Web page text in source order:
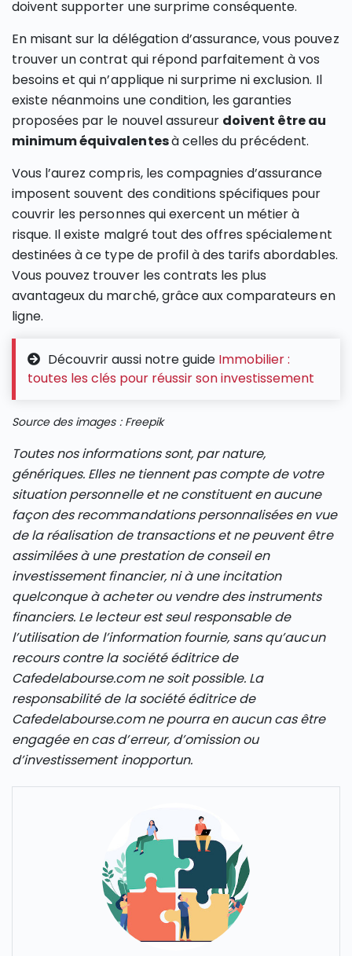
doivent supporter une surprime conséquente.
En misant sur la délégation d’assurance, vous pouvez
trouver un contrat qui répond parfaitement à vos
besoins et qui n’applique ni surprime ni exclusion. Il
existe néanmoins une condition, les garanties
proposées par le nouvel assureur doivent être au
minimum équivalentesà celles du précédent.
Vous l’aurez compris, les compagnies d’assurance
imposent souvent des conditions spécifiques pour
couvrir les personnes qui exercent un métier à
risque. Il existe malgré tout des offres spécialement
destinées à ce type de profil à des tarifs abordables.
Vous pouvez trouver les contrats les plus
avantageux du marché, grâce aux comparateurs en
ligne.
Découvrir aussi notre guide Immobilier :
toutes les clés pour réussir son investissement
Source des images : Freepik
Toutes nos informations sont, par nature,
génériques. Elles ne tiennent pas compte de votre
situation personnelle et ne constituent en aucune
façon des recommandations personnalisées en vue
de la réalisation de transactions et ne peuvent être
assimilées à une prestation de conseil en
investissement financier, ni à une incitation
quelconque à acheter ou vendre des instruments
financiers. Le lecteur est seul responsable de
l’utilisation de l’information fournie, sans qu’aucun
recours contre la société éditrice de
Cafedelabourse.com ne soit possible. La
responsabilité de la société éditrice de
Cafedelabourse.com ne pourra en aucun cas être
engagée en cas d’erreur, d’omission ou
d’investissement inopportun.